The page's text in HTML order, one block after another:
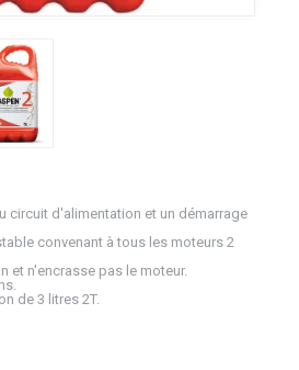
circuit d'alimentation et un démarrage
convenant à tous les moteurs 2
et n'encrasse pas le moteur.
de 3 litres 2T.